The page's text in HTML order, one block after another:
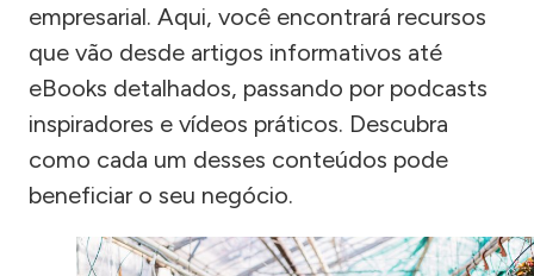
empresarial. Aqui, você encontrará recursos
que vão desde artigos informativos até
eBooks detalhados, passando por podcasts
inspiradores e vídeos práticos. Descubra
como cada um desses conteúdos pode
beneficiar o seu negócio.